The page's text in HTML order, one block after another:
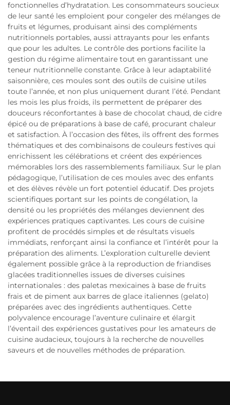
fonctionnelles d’hydratation. Les consommateurs soucieux
de leur santé les emploient pour congeler des mélanges de
fruits et légumes, produisant ainsi des compléments
nutritionnels portables, aussi attrayants pour les enfants
que pour les adultes. Le contrôle des portions facilite la
gestion du régime alimentaire tout en garantissant une
teneur nutritionnelle constante. Grâce à leur adaptabilité
saisonnière, ces moules sont des outils de cuisine utiles
toute l’année, et non plus uniquement durant l’été. Pendant
les mois les plus froids, ils permettent de préparer des
douceurs réconfortantes à base de chocolat chaud, de cidre
épicé ou de préparations à base de café, procurant chaleur
et satisfaction. À l’occasion des fêtes, ils offrent des formes
thématiques et des combinaisons de couleurs festives qui
enrichissent les célébrations et créent des expériences
mémorables lors des rassemblements familiaux. Sur le plan
pédagogique, l’utilisation de ces moules avec des enfants
et des élèves révèle un fort potentiel éducatif. Des projets
scientifiques portant sur les points de congélation, la
densité ou les propriétés des mélanges deviennent des
expériences pratiques captivantes. Les cours de cuisine
profitent de procédés simples et de résultats visuels
immédiats, renforçant ainsi la confiance et l’intérêt pour la
préparation des aliments. L’exploration culturelle devient
également possible grâce à la reproduction de friandises
glacées traditionnelles issues de diverses cuisines
internationales : des paletas mexicaines à base de fruits
frais et de piment aux barres de glace italiennes (gelato)
préparées avec des ingrédients authentiques. Cette
polyvalence encourage l’aventure culinaire et élargit
l’éventail des expériences gustatives pour les amateurs de
cuisine audacieux, toujours à la recherche de nouvelles
saveurs et de nouvelles méthodes de préparation.